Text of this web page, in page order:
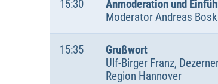
15:30
Anmoderation und
Moderator Andreas Bosk
15:35
Grußwort
Ulf-Birger Franz,
Region Hannover